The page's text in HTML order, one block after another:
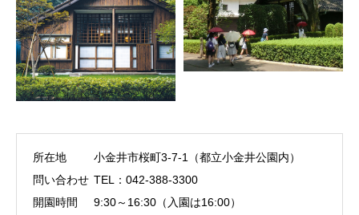
所在地
小金井市桜町3-7-1（都立小金井公園内）
問い合わせ TEL：042-388-3300
開園時間
9:30～16:30（入園は16:00）